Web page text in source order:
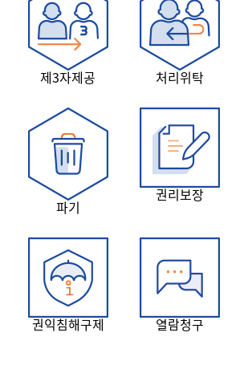
제3자제공 처리위탁
파기
권리보장
권익침해구제 열람청구